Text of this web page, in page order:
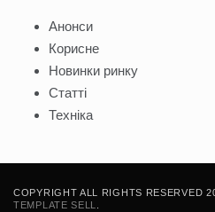
Анонси
Корисне
Новинки ринку
Статті
Техніка
COPYRIGHT ALL RIGHTS RESERVED
TEMPLATE SELL